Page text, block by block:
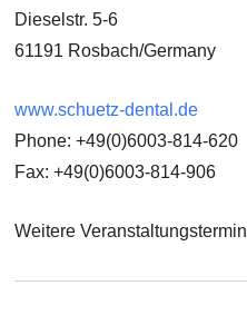
Dieselstr. 5-6
61191 Rosbach/Germany
www.schuetz-dental.de
Phone: +49(0)6003-814-620
Fax: +49(0)6003-814-906
Weitere